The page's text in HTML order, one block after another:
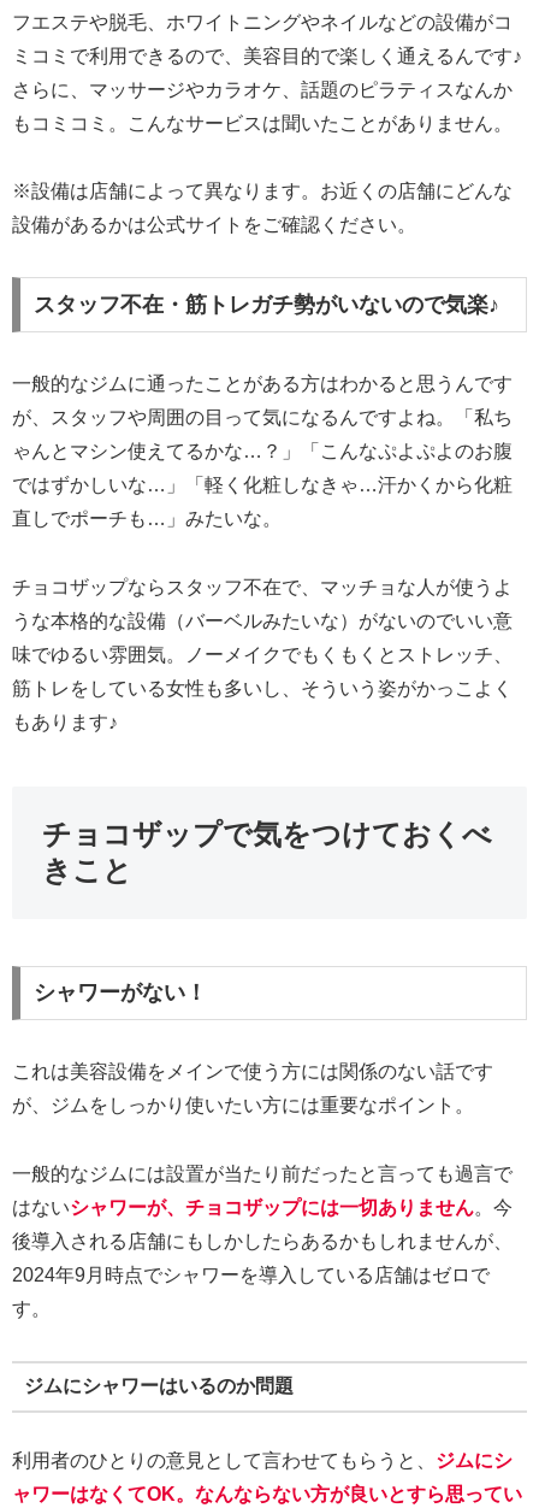
フエステや脱毛、ホワイトニングやネイルなどの設備がコ
ミコミで利用できるので、美容目的で楽しく通えるんです♪
さらに、マッサージやカラオケ、話題のピラティスなんか
もコミコミ。こんなサービスは聞いたことがありません。
※設備は店舗によって異なります。お近くの店舗にどんな
設備があるかは公式サイトをご確認ください。
スタッフ不在・筋トレガチ勢がいないので気楽♪
一般的なジムに通ったことがある方はわかると思うんです
が、スタッフや周囲の目って気になるんですよね。「私ち
ゃんとマシン使えてるかな…？」「こんなぷよぷよのお腹
ではずかしいな…」「軽く化粧しなきゃ…汗かくから化粧
直しでポーチも…」みたいな。
チョコザップならスタッフ不在で、マッチョな人が使うよ
うな本格的な設備（バーベルみたいな）がないのでいい意
味でゆるい雰囲気。ノーメイクでもくもくとストレッチ、
筋トレをしている女性も多いし、そういう姿がかっこよく
もあります♪
チョコザップで気をつけておくべ
きこと
シャワーがない！
これは美容設備をメインで使う方には関係のない話です
が、ジムをしっかり使いたい方には重要なポイント。
一般的なジムには設置が当たり前だったと言っても過言で
はないシャワーが、チョコザップには一切ありません。今
後導入される店舗にもしかしたらあるかもしれませんが、
2024年9月時点でシャワーを導入している店舗はゼロで
す。
ジムにシャワーはいるのか問題
利用者のひとりの意見として言わせてもらうと、 ジムにシ
ャワーはなくてOK。なんならない方が良いとすら思ってい